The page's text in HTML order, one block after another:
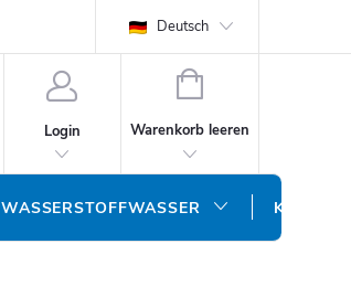
Deutsch
Login
WARENKORB
Warenkorb leeren
WASSERSTOFFWASSER